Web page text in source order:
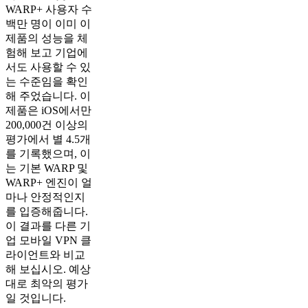
WARP+ 사용자 수
백만 명이 이미 이
제품의 성능을 체
험해 보고 기업에
서도 사용할 수 있
는 수준임을 확인
해 주었습니다. 이
제품은 iOS에서만
200,000건 이상의
평가에서 별 4.5개
를 기록했으며, 이
는 기본 WARP 및
WARP+ 엔진이 얼
마나 안정적인지
를 입증해줍니다.
이 결과를 다른 기
업 모바일 VPN 클
라이언트와 비교
해 보십시오. 예상
대로 최악의 평가
일 것입니다.